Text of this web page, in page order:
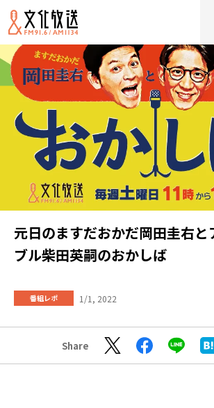
元日のますだおかだ岡田圭右と
ブル柴田英嗣のおかしば
番組レポ 1/1, 2022
Share